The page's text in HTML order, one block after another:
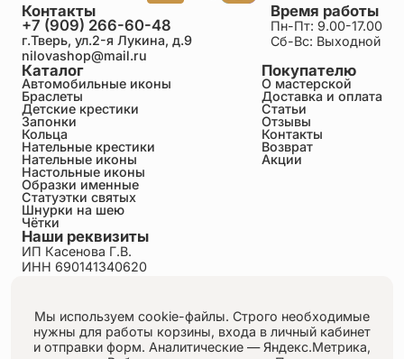
Каталог
Автомобильные иконы
Браслеты
Детские крестики
Запонки
Кольца
Нательные крестики
Нательные иконы
Настольные иконы
Образки именные
Статуэтки святых
Шнурки на шею
Чётки
Покупателю
О мастерской
Доставка и оплата
Статьи
Отзывы
Контакты
Возврат
Акции
Время работы
Пн-Пт: 9.00-17.00
Сб-Вс: Выходной
Контакты
+7 (909) 266-60-48
г.Тверь, ул.2-я Лукина, д.9
nilovashop@mail.ru
Наши реквизиты
ИП Касенова Г.В.
ИНН 690141340620
Пользовательское соглашение
Публичная оферта
Согласие на обработку персональных данных
Мы используем cookie-файлы. Строго необходимые
нужны для работы корзины, входа в личный кабинет
и отправки форм. Аналитические — Яндекс.Метрика,